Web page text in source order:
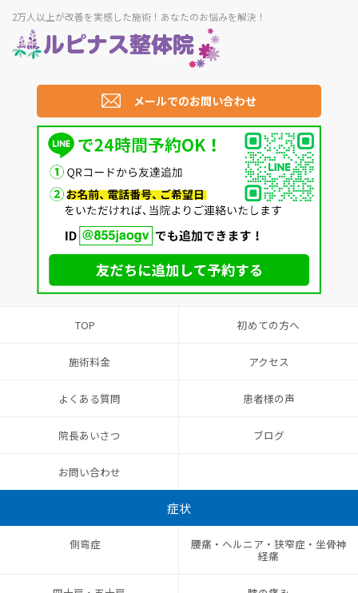
2万人以上が改善を実感した施術！あなたのお悩みを解決！
メールでのお問い合わせ
TOP 初めての方へ
施術料金 アクセス
よくある質問 患者様の声
院長あいさつ ブログ
お問い合わせ
症状
側弯症 腰痛・ヘルニア・狭窄症・坐骨神
経痛